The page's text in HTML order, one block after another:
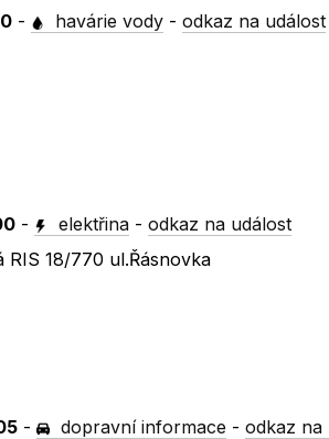
- havárie vody -odkaz na událost
- elektřina -odkaz na událost
18/770 ul.Řásnovka
- dopravní informace -odkaz na